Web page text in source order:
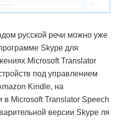
русской речи можно уже
Skype для
Microsoft Translator
под управлением
Kindle, на
в Microsoft Translator Speech
версии Skype ля